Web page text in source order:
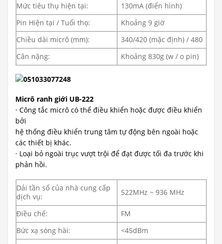
Mức tiêu thụ hiện tại:
130mA (điển hình)
Pin Hiện tại / Tuổi thọ:
Khoảng 9 giờ
Chiều dài micrô (mm):
340/420 (mặc định) / 480
Cân nặng:
Khoảng 830g (w / o pin)
Micrô ranh giới UB-222
· Công tắc micrô có thể điều khiển hoặc được điều khiển
bởi
hệ thống điều khiển trung tâm tự động bên ngoài hoặc
các thiết bị khác.
· Loại bỏ ngoài trục vượt trội để đạt được tối đa trước khi
phản hồi.
Dải tần số của nhà cung cấp
dịch vụ:
522MHz ~ 936 MHz
Điều chế:
FM
Bức xạ sóng hài:
<45dBm